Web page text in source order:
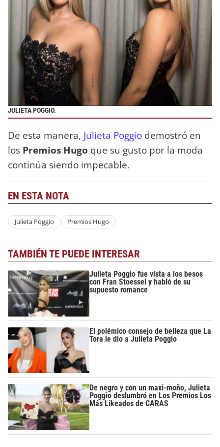
JULIETA POGGIO.
De esta manera, Julieta Poggio demostró en
los Premios Hugo que su gusto por la moda
continúa siendo impecable.
EN ESTA NOTA
Julieta Poggio Premios Hugo
TAMBIÉN TE PUEDE INTERESAR
Julieta Poggio fue vista a los besos
con Fran Stoessel y habló de su
supuesto romance
El polémico consejo de belleza que La
Tora le dio a Julieta Poggio
De negro y con un maxi-moño, Julieta
Poggio deslumbró en Los Premios Los
Más Likeados de CARAS